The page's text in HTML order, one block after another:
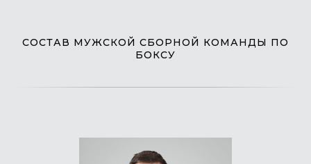
СОСТАВ МУЖСКОЙ СБОРНОЙ КОМАНДЫ ПО
БОКСУ